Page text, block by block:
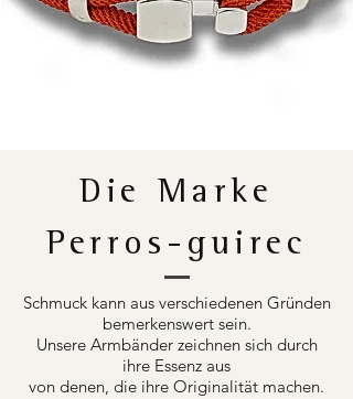
Die Marke
Perros-guirec
Schmuck kann aus verschiedenen Gründen
bemerkenswert sein.
Unsere Armbänder zeichnen sich durch
ihre Essenz aus
von denen, die ihre Originalität machen.